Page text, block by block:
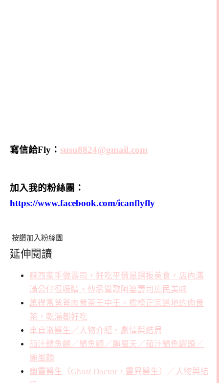
寫信給Fly： susu8824@gmail.com
加入我的粉絲團：
https://www.facebook.com/icanflyfly
按讚加入粉絲團
延伸閱讀
蘇西家手做壽司，好吃平價是銅板美食，店內滿
滿公仔很吸睛，傳承鶯歌阿婆壽司庶民美味
萬得富爸爸肉骨茶王中王，標榜正宗道地的肉骨
茶，乾湯都好吃
車貞淑醫生／人物介紹、劇情與結局
茄汁鯖魚麵／鯖魚麵／颱風天／茄汁鯖魚罐頭／
颱風麵
幽靈醫生（Ghost Doctor，靈異醫生）／人物與結